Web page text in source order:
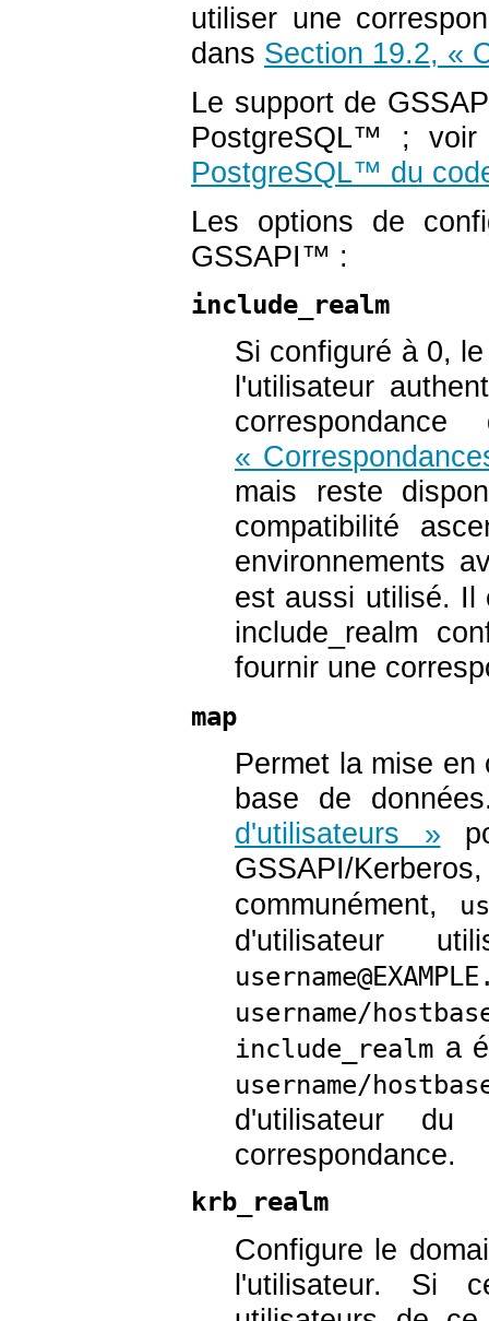
utiliser une
dans Section 19.2, «
Le support de
PostgreSQL™ ;
PostgreSQL™ du
Les options de
GSSAPI™ :
include_realm
Si configuré à 0,
l'utilisateur
«
mais reste
compatibilité
environnements
est aussi utilisé. Il
include_realm
fournir une
map
Permet la mise
base de
d'utilisateurs »
GSSAPI/
communément,
d'utilisateur
username/
include_realm a
username/
d'utilisateur
correspondance.
krb_realm
Configure le
l'utilisateur. Si